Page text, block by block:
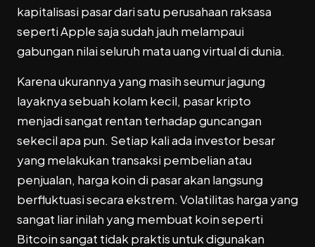
kapitalisasi pasar dari satu perusahaan raksasa
seperti Apple saja sudah jauh melampaui
gabungan nilai seluruh mata uang virtual di dunia.
Karena ukurannya yang masih seumur jagung
layaknya sebuah kolam kecil, pasar kripto
menjadi sangat rentan terhadap guncangan
sekecil apa pun. Setiap kali ada investor besar
yang melakukan transaksi pembelian atau
penjualan, harga koin di pasar akan langsung
berfluktuasi secara ekstrem. Volatilitas harga yang
sangat liar inilah yang membuat koin seperti
Bitcoin sangat tidak praktis untuk digunakan